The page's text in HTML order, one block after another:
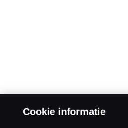
Cookie informatie